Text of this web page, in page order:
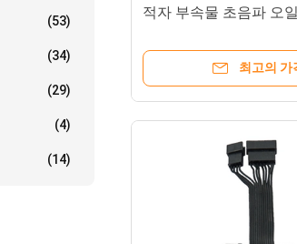
(53)
(34)
(29)
(4)
(14)
적자 부속물 초음파 오
최고의 가